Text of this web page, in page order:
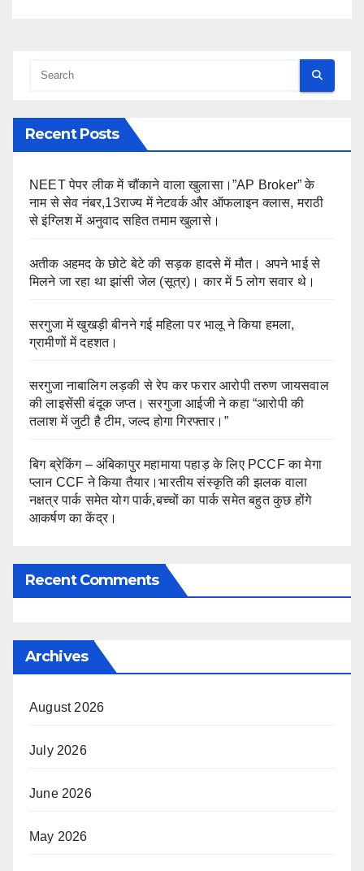
Recent Posts
NEET पेपर लीक में चौंकाने वाला खुलासा।”AP Broker” के
नाम से सेव नंबर,13राज्य में नेटवर्क और ऑफलाइन क्लास, मराठी
से इंग्लिश में अनुवाद सहित तमाम खुलासे।
अतीक अहमद के छोटे बेटे की सड़क हादसे में मौत। अपने भाई से
मिलने जा रहा था झांसी जेल (सूत्र)। कार में 5 लोग सवार थे।
सरगुजा में खुखड़ी बीनने गई महिला पर भालू ने किया हमला,
ग्रामीणों में दहशत।
सरगुजा नाबालिग लड़की से रेप कर फरार आरोपी तरुण जायसवाल
की लाइसेंसी बंदूक जप्त। सरगुजा आईजी ने कहा “आरोपी की
तलाश में जुटी है टीम, जल्द होगा गिरफ्तार।”
बिग ब्रेकिंग – अंबिकापुर महामाया पहाड़ के लिए PCCF का मेगा
प्लान CCF ने किया तैयार।भारतीय संस्कृति की झलक वाला
नक्षत्र पार्क समेत योग पार्क,बच्चों का पार्क समेत बहुत कुछ होंगे
आकर्षण का केंद्र।
Recent Comments
Archives
August 2026
July 2026
June 2026
May 2026